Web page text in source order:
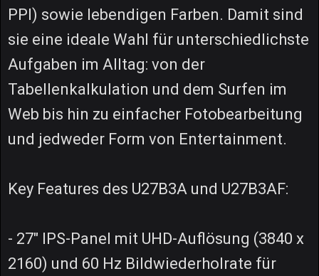
PPI) sowie lebendigen Farben. Damit sind
sie eine ideale Wahl für unterschiedlichste
Aufgaben im Alltag: von der
Tabellenkalkulation und dem Surfen im
Web bis hin zu einfacher Fotobearbeitung
und jedweder Form von Entertainment.
Key Features des U27B3A und U27B3AF:
- 27" IPS-Panel mit UHD-Auflösung (3840 x
2160) und 60 Hz Bildwiederholrate für